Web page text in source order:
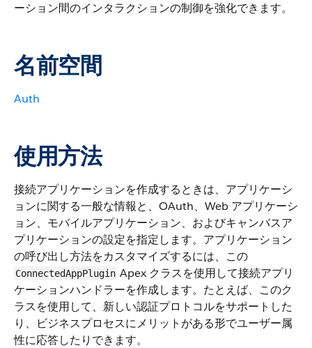
ーション間のインタラクションの制御を強化できます。
名前空間
Auth
使用方法
接続アプリケーションを作成するときは、アプリケーシ
ョンに関する一般な情報と、OAuth、Web アプリケーシ
ョン、モバイルアプリケーション、およびキャンバスア
プリケーションの設定を指定します。アプリケーション
の呼び出し方法をカスタマイズするには、この
ConnectedAppPlugin Apex クラスを使用して接続アプリ
ケーションハンドラーを作成します。たとえば、このク
ラスを使用して、新しい認証プロトコルをサポートした
り、ビジネスプロセスにメリットがある形でユーザー属
性に応答したりできます。